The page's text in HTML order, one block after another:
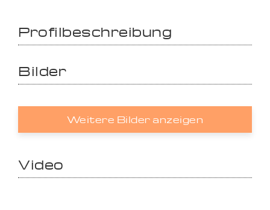
Profilbeschreibung
Bilder
Weitere Bilder anzeigen
Video